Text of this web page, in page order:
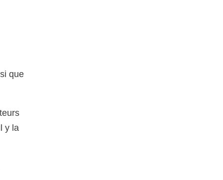
que
y la